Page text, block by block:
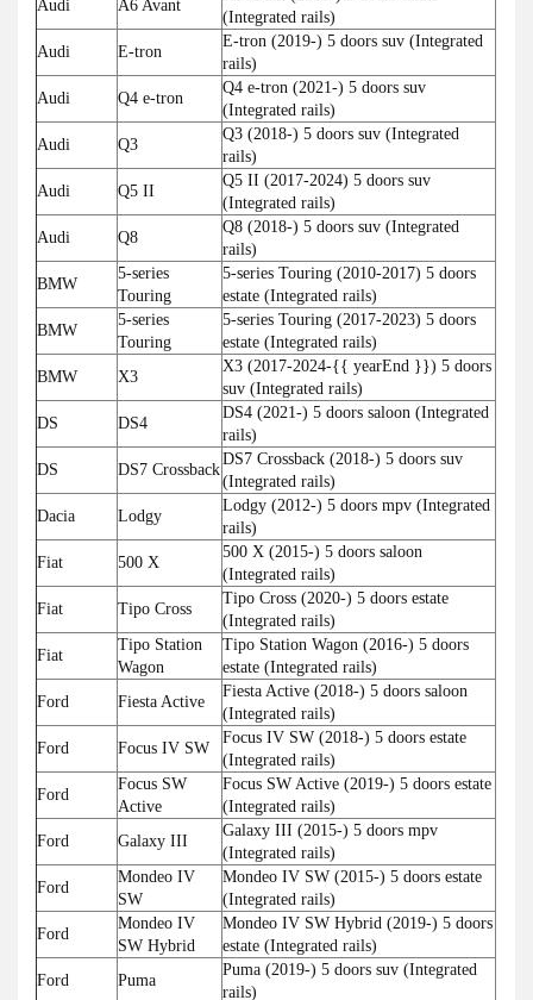
Audi
A6 Avant
(Integrated rails)
Audi
E-tron
E-tron (2019-) 5 doors suv (Integrated
rails)
Audi
Q4 e-tron
Q4 e-tron (2021-) 5 doors suv
(Integrated rails)
Audi
Q3
Q3 (2018-) 5 doors suv (Integrated
rails)
Audi
Q5 II
Q5 II (2017-2024) 5 doors suv
(Integrated rails)
Audi
Q8
Q8 (2018-) 5 doors suv (Integrated
rails)
BMW
5-series
Touring
5-series Touring (2010-2017) 5 doors
estate (Integrated rails)
BMW
5-series
Touring
5-series Touring (2017-2023) 5 doors
estate (Integrated rails)
BMW
X3
X3 (2017-2024-{{ yearEnd }}) 5 doors
suv (Integrated rails)
DS
DS4
DS4 (2021-) 5 doors saloon (Integrated
rails)
DS
DS7 Crossback
DS7 Crossback (2018-) 5 doors suv
(Integrated rails)
Dacia
Lodgy
Lodgy (2012-) 5 doors mpv (Integrated
rails)
Fiat
500 X
500 X (2015-) 5 doors saloon
(Integrated rails)
Fiat
Tipo Cross
Tipo Cross (2020-) 5 doors estate
(Integrated rails)
Fiat
Tipo Station
Wagon
Tipo Station Wagon (2016-) 5 doors
estate (Integrated rails)
Ford
Fiesta Active
Fiesta Active (2018-) 5 doors saloon
(Integrated rails)
Ford
Focus IV SW
Focus IV SW (2018-) 5 doors estate
(Integrated rails)
Ford
Focus SW
Active
Focus SW Active (2019-) 5 doors estate
(Integrated rails)
Ford
Galaxy III
Galaxy III (2015-) 5 doors mpv
(Integrated rails)
Ford
Mondeo IV
SW
Mondeo IV SW (2015-) 5 doors estate
(Integrated rails)
Ford
Mondeo IV
SW Hybrid
Mondeo IV SW Hybrid (2019-) 5 doors
estate (Integrated rails)
Ford
Puma
Puma (2019-) 5 doors suv (Integrated
rails)